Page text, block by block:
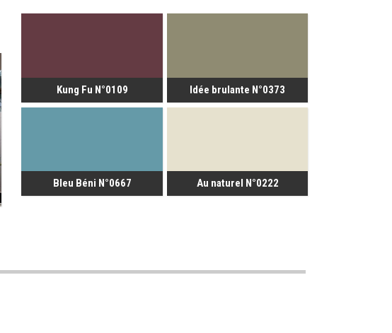
Kung Fu N°0109 Idée brulante N°0373
Bleu Béni N°0667 Au naturel N°0222